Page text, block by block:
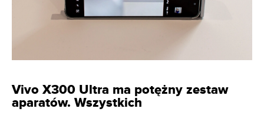
Vivo X300 Ultra ma potężny zestaw
aparatów. Wszystkich